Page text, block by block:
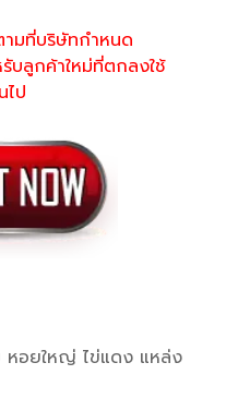
มที่บริษัทกำหนด
ลูกค้าใหม่ที่ตกลงใช้
ป
หอยใหญ่ ไข่แดง แหล่ง